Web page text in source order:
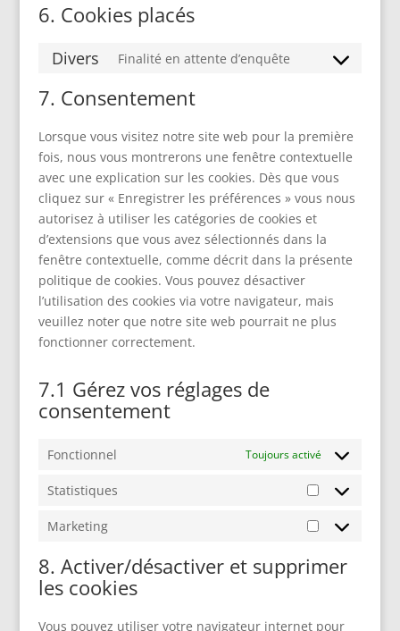
6. Cookies placés
Divers Finalité en attente d’enquête
Consent
divers
7. Consentement
Lorsque vous visitez notre site web pour la première
fois, nous vous montrerons une fenêtre contextuelle
avec une explication sur les cookies. Dès que vous
cliquez sur « Enregistrer les préférences » vous nous
autorisez à utiliser les catégories de cookies et
d’extensions que vous avez sélectionnés dans la
fenêtre contextuelle, comme décrit dans la présente
politique de cookies. Vous pouvez désactiver
l’utilisation des cookies via votre navigateur, mais
veuillez noter que notre site web pourrait ne plus
fonctionner correctement.
7.1 Gérez vos réglages de
consentement
Fonctionnel Toujours activé
Statistiques
Statistiques
Marketing
Marketing
8. Activer/désactiver et supprimer
les cookies
Vous pouvez utiliser votre navigateur internet pour